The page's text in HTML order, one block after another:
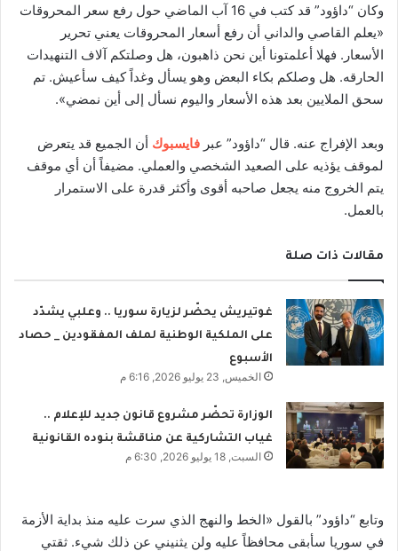
وكان “داؤود” قد كتب في 16 آب الماضي حول رفع سعر المحروقات
«يعلم القاصي والداني أن رفع أسعار المحروقات يعني تحرير
الأسعار. فهلا أعلمتونا أين نحن ذاهبون، هل وصلتكم آلاف التنهيدات
الحارقه. هل وصلكم بكاء البعض وهو يسأل وغداً كيف سأعيش. تم
سحق الملايين بعد هذه الأسعار واليوم نسأل إلى أين نمضي».
وبعد الإفراج عنه. قال “داؤود” عبر فايسبوك أن الجميع قد يتعرض
لموقف يؤذيه على الصعيد الشخصي والعملي. مضيفاً أن أي موقف
يتم الخروج منه يجعل صاحبه أقوى وأكثر قدرة على الاستمرار
بالعمل.
مقالات ذات صلة
غوتيريش يحضّر لزيارة سوريا .. وعلبي يشدّد
على الملكية الوطنية لملف المفقودين _ حصاد
الأسبوع
الخميس, 23 يوليو 2026, 6:16 م
الوزارة تحضّر مشروع قانون جديد للإعلام ..
غياب التشاركية عن مناقشة بنوده القانونية
السبت, 18 يوليو 2026, 6:30 م
وتابع “داؤود” بالقول «الخط والنهج الذي سرت عليه منذ بداية الأزمة
في سوريا سأبقى محافظاً عليه ولن يثنيني عن ذلك شيء. ثقتي